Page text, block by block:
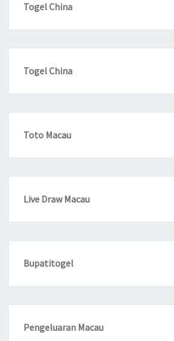
Togel China
Togel China
Toto Macau
Live Draw Macau
Bupatitogel
Pengeluaran Macau